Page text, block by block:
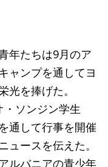
年たちは9月のア
ャンプを通してヨ
光を捧げた。
・ソンジン学生
通して行事を開催
ースを伝えた。
ルバニアの青少年